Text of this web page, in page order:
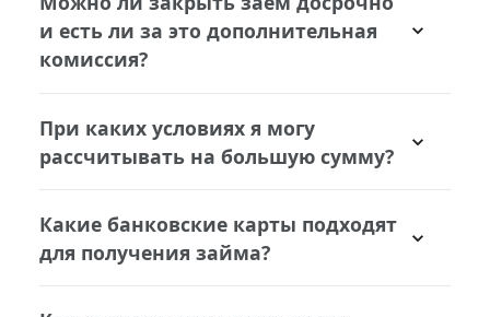
процедуру идентификации с
менеджером отдела продаж и сумма
платежей - мы не оформляем
страховки и не списываем с клиента
дополнительных комиссий.
и есть ли за это дополнительная
комиссия?
заём досрочно. При досрочном
погашении займа процентная ставка
буде пересчитана в Вашу пользу. Мы
не взымаем комиссию при досрочном
гашении займа.
При каких условиях я могу
рассчитывать на большую сумму?
нам повторно после закрытия
первичного займа, и Вы не выходили
на просрочки в период оплаты
Какие банковские карты подходят
для получения займа?